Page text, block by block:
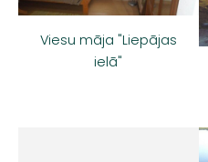
Viesu māja "Liepājas
ielā"